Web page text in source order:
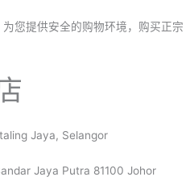
您提供安全的购物环境，购买正宗
Jaya, Selangor
Jaya Putra 81100 Johor